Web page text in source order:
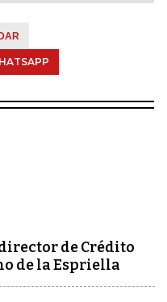
de Crédito
de la Espriella